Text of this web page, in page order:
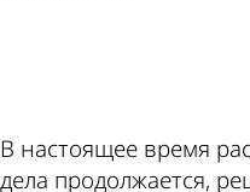
В настоящее время
дела продолжается,